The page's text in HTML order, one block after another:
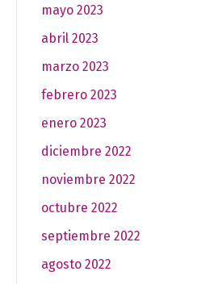
mayo 2023
abril 2023
marzo 2023
febrero 2023
enero 2023
diciembre 2022
noviembre 2022
octubre 2022
septiembre 2022
agosto 2022